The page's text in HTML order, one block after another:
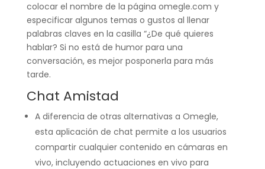
colocar el nombre de la página omegle.com y
especificar algunos temas o gustos al llenar
palabras claves en la casilla “¿De qué quieres
hablar? Si no está de humor para una
conversación, es mejor posponerla para más
tarde.
Chat Amistad
A diferencia de otras alternativas a Omegle,
esta aplicación de chat permite a los usuarios
compartir cualquier contenido en cámaras en
vivo, incluyendo actuaciones en vivo para